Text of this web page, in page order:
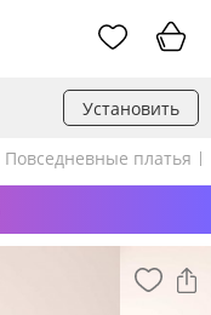
Установить
Повседневные платья